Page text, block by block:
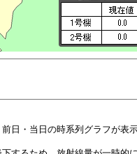
日・当日の時系列グラフが表